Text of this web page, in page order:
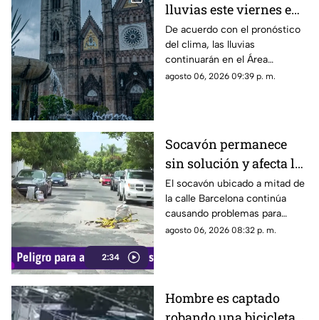
lluvias este viernes en
Guadalajara? Este es el
pronóstico del clima
hoy 7 de agosto
De acuerdo con el pronóstico
del clima, las lluvias
continuarán en el Área
Metropolitana de Guadalajara
agosto 06, 2026 09:39 p. m.
2:34
Socavón permanece
sin solución y afecta la
circulación en calle
Barcelona
El socavón ubicado a mitad de
la calle Barcelona continúa
causando problemas para
quienes circulan por la zona,
agosto 06, 2026 08:32 p. m.
Hombre es captado